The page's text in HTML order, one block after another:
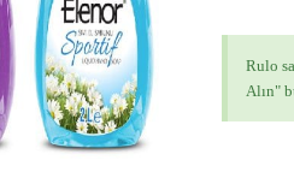
Rulo
Alın"